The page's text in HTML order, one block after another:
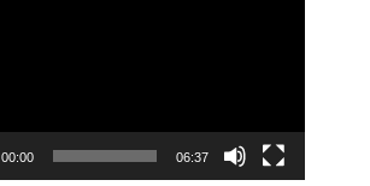
00:00 06:37